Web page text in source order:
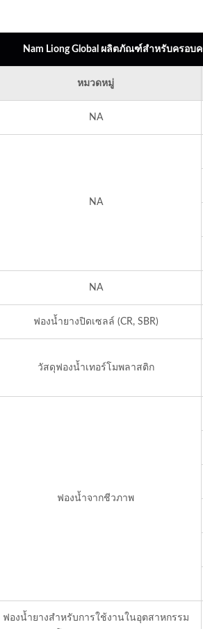
Nam Liong Global ผลิตภัณฑ์สำหรับครอบ
หมวดหมู่
NA
NA
NA
ฟองน้ำยางปิดเซลล์ (CR, SBR)
วัสดุฟองน้ำเทอร์โมพลาสติก
ฟองน้ำจากชีวภาพ
ฟองน้ำยางสำหรับการใช้งานในอุตสาหกรรม